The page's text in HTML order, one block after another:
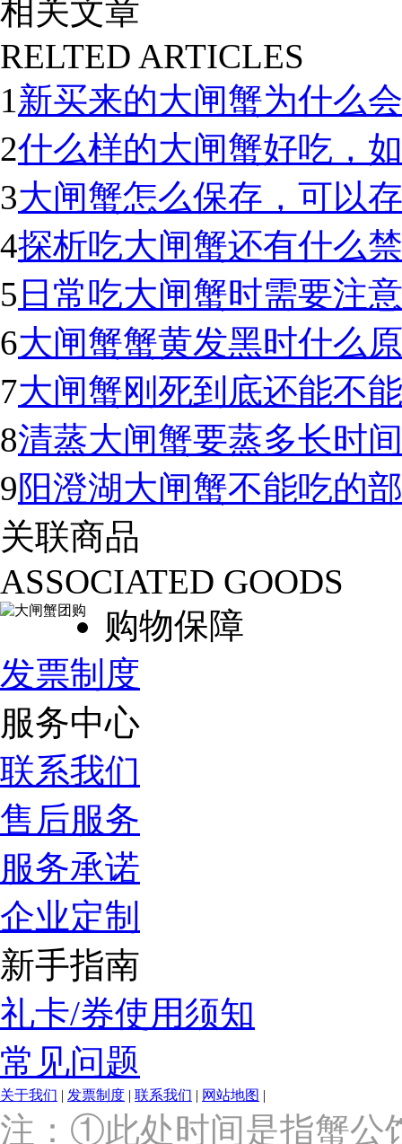
相关文章
RELTED ARTICLES
1新买来的大闸蟹为什么
2什么样的大闸蟹好吃，
3大闸蟹怎么保存，可以
4探析吃大闸蟹还有什么
5 日常吃大闸蟹时需要注
6大闸蟹蟹黄发黑时什么
7大闸蟹刚死到底还能不
8清蒸大闸蟹要蒸多长时
9阳澄湖大闸蟹不能吃的
关联商品
ASSOCIATED GOODS
购物保障
发票制度
服务中心
联系我们
售后服务
服务承诺
企业定制
新手指南
礼卡/券使用须知
常见问题
关于我们 | 发票制度 | 联系我们 | 网站地图 |
上
海
注：①此处时间是指蟹公